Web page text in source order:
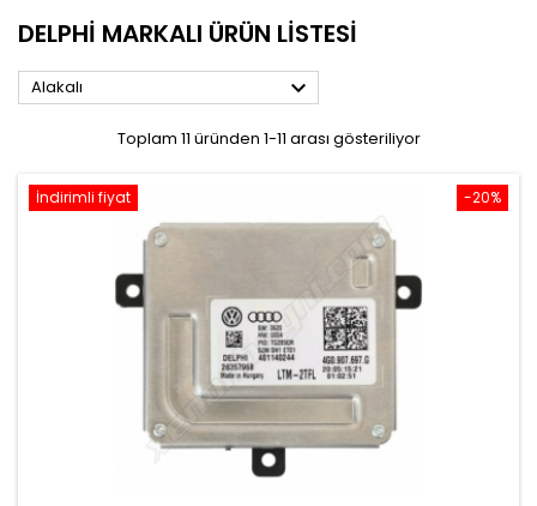
DELPHI MARKALI ÜRÜN LISTESI
Alakalı 
Toplam 11 üründen 1-11 arası gösteriliyor
-20%
İndirimli fiyat